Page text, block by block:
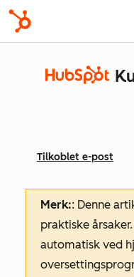
Tilkoblet e-post
Merk:: Denne
praktiske
automatisk ved